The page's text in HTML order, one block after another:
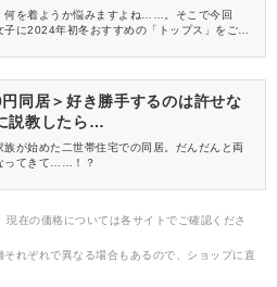
何を着ようか悩みますよね……。そこで今回
子に2024年初冬おすすめの「トップス」をご紹
同居＞好き勝手するのは許せな
説教したら…
族が始めた二世帯住宅での同居。だんだんと両
ってきて……！？
在の価格については各サイトでご確認くださ
れぞれで異なる場合もあるので、ショップに直